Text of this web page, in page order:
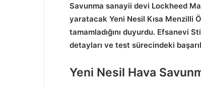
Savunma sanayii devi Lockheed
yaratacak Yeni Nesil Kısa Menzilli
tamamladığını duyurdu. Efsanevi
detayları ve test sürecindeki
Yeni Nesil Hava